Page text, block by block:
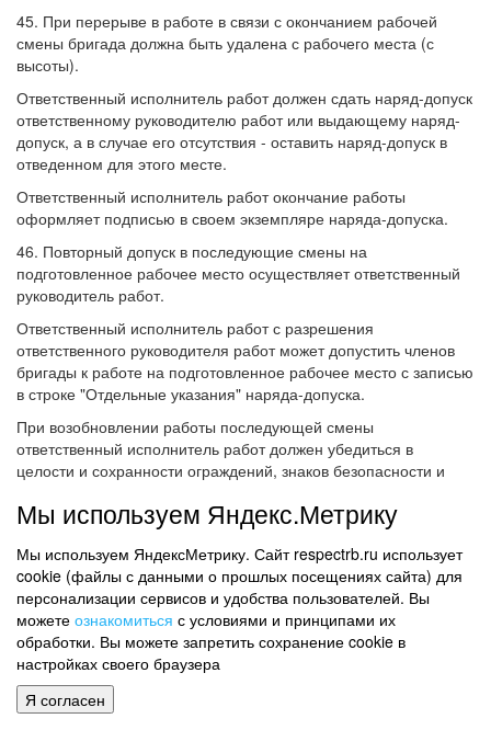
45. При перерыве в работе в связи с окончанием рабочей
смены бригада должна быть удалена с рабочего места (с
высоты).
Ответственный исполнитель работ должен сдать наряд-допуск
ответственному руководителю работ или выдающему наряд-
допуск, а в случае его отсутствия - оставить наряд-допуск в
отведенном для этого месте.
Ответственный исполнитель работ окончание работы
оформляет подписью в своем экземпляре наряда-допуска.
46. Повторный допуск в последующие смены на
подготовленное рабочее место осуществляет ответственный
руководитель работ.
Ответственный исполнитель работ с разрешения
ответственного руководителя работ может допустить членов
бригады к работе на подготовленное рабочее место с записью
в строке "Отдельные указания" наряда-допуска.
При возобновлении работы последующей смены
ответственный исполнитель работ должен убедиться в
целости и сохранности ограждений, знаков безопасности и
Допуск к работе оформляется в экземпляре наряда-допуска,
находящегося у ответственного исполнителя работ.
47. После завершения работы ответственный исполнитель
работ должен удалить бригаду с рабочего места, снять
установленные бригадой временные ограждения,
восстановить постоянные ограждения, снять переносные
плакаты безопасности, флажки, анкерные устройства,
проверить чистоту рабочего места, отсутствие инструмента,
оформить в наряде-допуске полное окончание работ своей
Мы используем Яндекс.Метрику
Мы используем ЯндексМетрику. Сайт respectrb.ru использует
cookie (файлы с данными о прошлых посещениях сайта) для
персонализации сервисов и удобства пользователей. Вы
можете ознакомиться с условиями и принципами их
обработки. Вы можете запретить сохранение cookie в
настройках своего браузера
Я согласен